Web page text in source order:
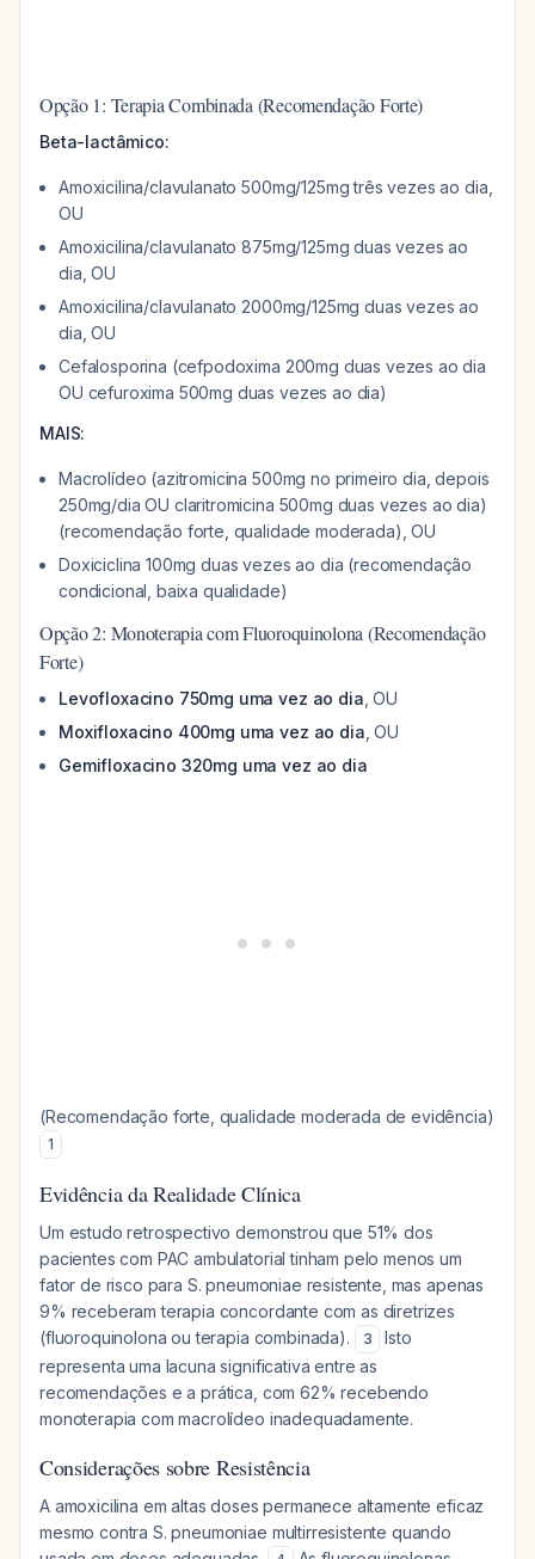
Opção 1: Terapia Combinada (Recomendação Forte)
Beta-lactâmico:
Amoxicilina/clavulanato 500mg/125mg três vezes ao dia,
OU
Amoxicilina/clavulanato 875mg/125mg duas vezes ao
dia, OU
Amoxicilina/clavulanato 2000mg/125mg duas vezes ao
dia, OU
Cefalosporina (cefpodoxima 200mg duas vezes ao dia
OU cefuroxima 500mg duas vezes ao dia)
MAIS:
Macrolídeo (azitromicina 500mg no primeiro dia, depois
250mg/dia OU claritromicina 500mg duas vezes ao dia)
(recomendação forte, qualidade moderada), OU
Doxiciclina 100mg duas vezes ao dia (recomendação
condicional, baixa qualidade)
Opção 2: Monoterapia com Fluoroquinolona (Recomendação
Forte)
Levofloxacino 750mg uma vez ao dia , OU
Moxifloxacino 400mg uma vez ao dia , OU
Gemifloxacino 320mg uma vez ao dia
(Recomendação forte, qualidade moderada de evidência)
1
Evidência da Realidade Clínica
Um estudo retrospectivo demonstrou que 51% dos
pacientes com PAC ambulatorial tinham pelo menos um
fator de risco para S. pneumoniae resistente, mas apenas
9% receberam terapia concordante com as diretrizes
(fluoroquinolona ou terapia combinada).
3
Isto
representa uma lacuna significativa entre as
recomendações e a prática, com 62% recebendo
monoterapia com macrolídeo inadequadamente.
Considerações sobre Resistência
A amoxicilina em altas doses permanece altamente eficaz
mesmo contra S. pneumoniae multirresistente quando